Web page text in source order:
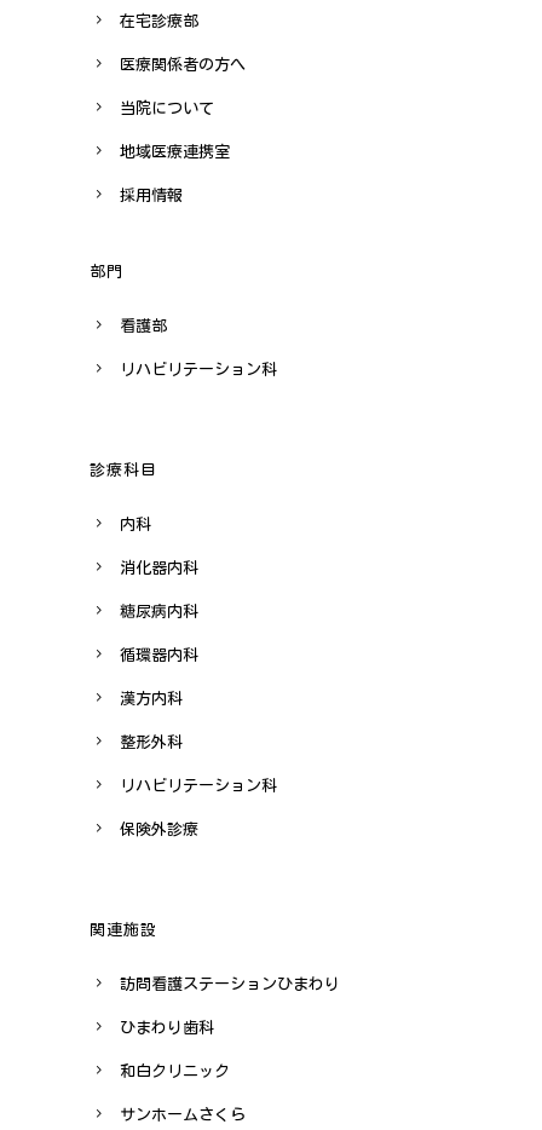
在宅診療部
医療関係者の方へ
当院について
地域医療連携室
採用情報
部門
看護部
リハビリテーション科
診療科目
内科
消化器内科
糖尿病内科
循環器内科
漢方内科
整形外科
リハビリテーション科
保険外診療
関連施設
訪問看護ステーションひまわり
ひまわり歯科
和白クリニック
サンホームさくら